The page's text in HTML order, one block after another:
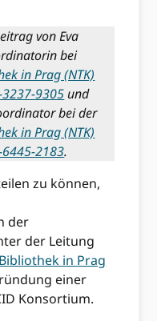
von Eva
bei
in Prag (NTK)
9305 und
bei der
in Prag (NTK)
2183.
zu können,
der
der Leitung
in Prag
einer
Konsortium.